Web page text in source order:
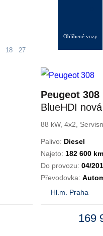
Oblíbené vozy
18 27
Peugeot 308
BlueHDI
88 kW, 4x2,
Palivo: Diesel
Najeto: 182 600 km
Do provozu: 04/
Převodovka:
Hl.m. Praha
169